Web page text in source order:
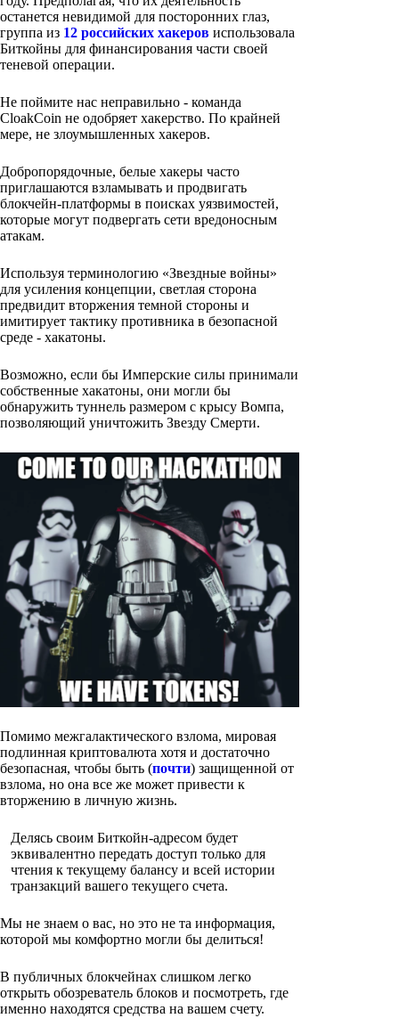
останется невидимой для посторонних глаз,
группа из 12 российских хакеров использовала
Биткойны для финансирования части своей
теневой операции.
Не поймите нас неправильно - команда
CloakCoin не одобряет хакерство. По крайней
мере, не злоумышленных хакеров.
Добропорядочные, белые хакеры часто
приглашаются взламывать и продвигать
блокчейн-платформы в поисках уязвимостей,
которые могут подвергать сети вредоносным
атакам.
Используя терминологию «Звездные войны»
для усиления концепции, светлая сторона
предвидит вторжения темной стороны и
имитирует тактику противника в безопасной
среде - хакатоны.
Возможно, если бы Имперские силы принимали
собственные хакатоны, они могли бы
обнаружить туннель размером с крысу Вомпа,
позволяющий уничтожить Звезду Смерти.
Помимо межгалактического взлома, мировая
подлинная криптовалюта хотя и достаточно
безопасная, чтобы быть (почти) защищенной от
взлома, но она все же может привести к
вторжению в личную жизнь.
Делясь своим Биткойн-адресом будет
эквивалентно передать доступ только для
чтения к текущему балансу и всей истории
транзакций вашего текущего счета.
Мы не знаем о вас, но это не та информация,
которой мы комфортно могли бы делиться!
В публичных блокчейнах слишком легко
открыть обозреватель блоков и посмотреть, где
именно находятся средства на вашем счету.